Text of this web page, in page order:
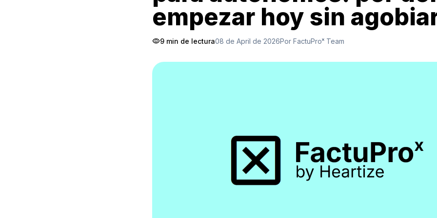
empezar hoy sin
visibility9 min de lectura08 de April de 2026Por FactuProˣ Team